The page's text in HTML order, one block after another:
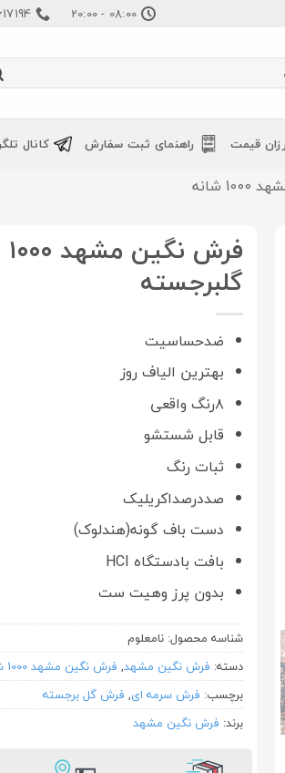
08:00 - 20:00
قیمت راهنمای ثبت سفارش کانال
شانه
گلبرجسته
ضدحساسیت
بهترین الیاف روز
۸رنگ واقعی
قابل شستشو
ثبات رنگ
صددرصداکریلیک
دست باف گونه(هندلوک)
بافت بادستگاه HCI
بدون پرز وهیت ست
شناسه محصول: نامعلوم
دسته: فرش نگین مشهد, فرش نگین مشهد 1000 شانه
برچسب: فرش سرمه ای, فرش گل برجسته
برند: فرش نگین مشهد